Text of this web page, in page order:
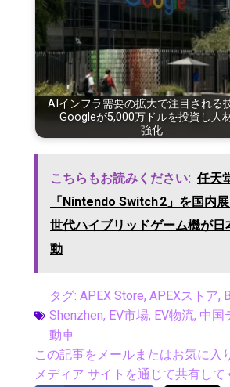
AIインフラ需要の拡大で注目される
――Googleが5,000万ドルを投資し人
強化
こちらもお読みください: 任天
「Nintendo Switch 2」を国内
世代ハイブリッドゲーム機が日
動
タグ: APEX Store, APEXストア,
Shenzhen, EV市場, EV物流, 中国
動車
この記事をメールまたはお気に入
メディア サイトを通じて共有して